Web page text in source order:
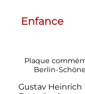
Enfance
Plaque
Berlin-
Gustav